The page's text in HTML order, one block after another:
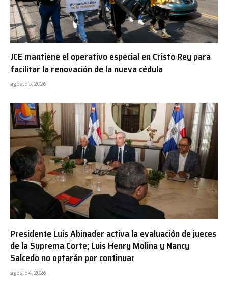
JCE mantiene el operativo especial en Cristo Rey para
facilitar la renovación de la nueva cédula
agosto 5, 2026
Presidente Luis Abinader activa la evaluación de jueces
de la Suprema Corte; Luis Henry Molina y Nancy
Salcedo no optarán por continuar
agosto 4, 2026